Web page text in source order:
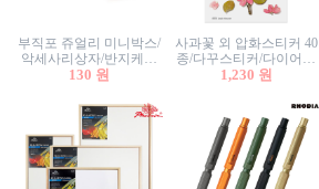
부직포 쥬얼리 미니박스/
악세사리상자/반지케이
스/반지상자/귀걸이상자/
130 원
사과꽃 외 압화스티커 40
종/다꾸스티커/다이어리
꾸미기/꽃스티커/자연물
1,230 원